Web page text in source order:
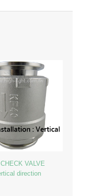
VALVE
direction